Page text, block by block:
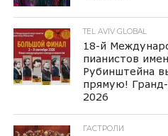
TEL AVIV GLOBAL
18-й
пианистов
Рубинштейна
прямую!
2026
ГАСТРОЛИ